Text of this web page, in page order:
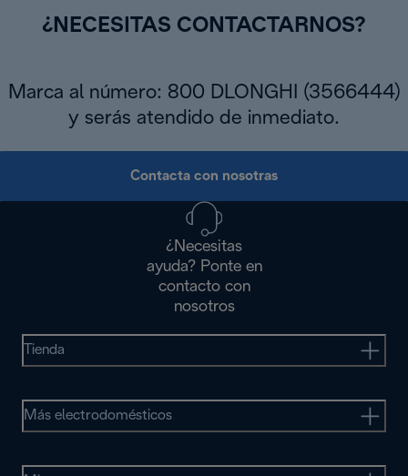
¿NECESITAS CONTACTARNOS?
Marca al número: 800 DLONGHI (3566444)
y serás atendido de inmediato.
Contacta con nosotras
¿Necesitas
ayuda? Ponte en
contacto con
nosotros
Tienda
Más electrodomésticos